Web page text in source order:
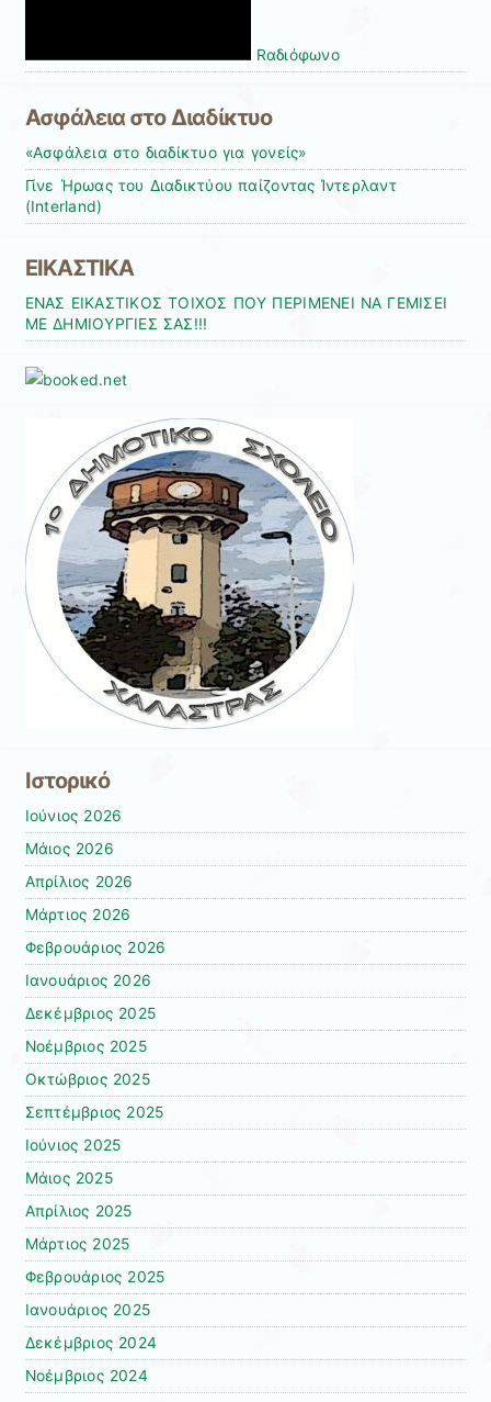
Rαδιόφωνo
Ασφάλεια στο Διαδίκτυο
«Ασφάλεια στο διαδίκτυο για γονείς»
Γίνε Ήρωας του Διαδικτύου παίζοντας Ίντερλαντ
(Interland)
ΕΙΚΑΣΤΙΚΑ
ΕΝΑΣ ΕΙΚΑΣΤΙΚΟΣ ΤΟΙΧΟΣ ΠΟΥ ΠΕΡΙΜΕΝΕΙ ΝΑ ΓΕΜΙΣΕΙ
ΜΕ ΔΗΜΙΟΥΡΓΙΕΣ ΣΑΣ!!!
Ιστορικό
Ιούνιος 2026
Μάιος 2026
Απρίλιος 2026
Μάρτιος 2026
Φεβρουάριος 2026
Ιανουάριος 2026
Δεκέμβριος 2025
Νοέμβριος 2025
Οκτώβριος 2025
Σεπτέμβριος 2025
Ιούνιος 2025
Μάιος 2025
Απρίλιος 2025
Μάρτιος 2025
Φεβρουάριος 2025
Ιανουάριος 2025
Δεκέμβριος 2024
Νοέμβριος 2024